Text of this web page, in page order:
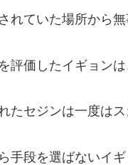
れていた場所から
評価したイギョン
たセジンは一度は
手段を選ばないイギ